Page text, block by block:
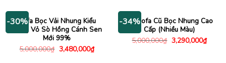
6,825,000₫.
-30%Sofa Bọc Vải Nhung Kiểu
Dáng Vỏ Sò Hồng Cánh Sen
Mới 99%
5,000,000₫ Giá
gốc
3,480,000₫Giá
hiện
-34%
Bộ Sofa Cũ Bọc Nhung Cao
Cấp (Nhiều Màu)
5,000,000₫ Giá
gốc
3,290,000₫Giá
hiện